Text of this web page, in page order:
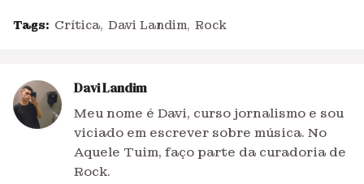
Tags: Crítica Davi Landim Rock
Davi Landim
Meu nome é Davi, curso jornalismo e sou
viciado em escrever sobre música. No
Aquele Tuim, faço parte da curadoria de
Rock.